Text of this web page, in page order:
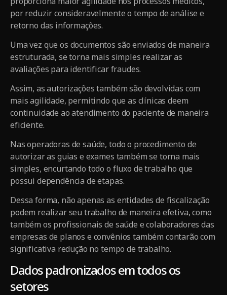
por reduzir consideravelmente o tempo de análise e
retorno das informações.
Uma vez que os documentos são enviados de maneira
estruturada, se torna mais simples realizar as
avaliações para identificar fraudes.
Assim, as autorizações também são devolvidas com
mais agilidade, permitindo que as clínicas deem
continuidade ao atendimento do paciente de maneira
eficiente.
Nas operadoras de saúde, todo o procedimento de
autorizar as guias e exames também se torna mais
simples, encurtando todo o fluxo de trabalho que
possui dependência de etapas.
Dessa forma, não apenas as entidades de fiscalização
podem realizar seu trabalho de maneira efetiva, como
também os profissionais de saúde e colaboradores das
empresas de planos e convênios também contarão com
significativa redução no tempo de trabalho.
Dados padronizados em todos os
setores